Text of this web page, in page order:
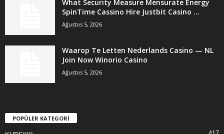
What Security Measure Mensurate Energy
SpinTime Cassino Hire Justbit Casino ...
Ağustos 5, 2026
Waarop Te Letten Nederlands Casino — NL
Join Now Winorio Casino
Ağustos 5, 2026
POPÜLER KATEGORİ